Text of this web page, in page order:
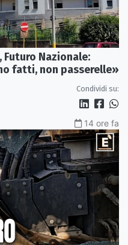
Nazionale:
fatti, non passerelle»
Condividi su:
14 ore fa